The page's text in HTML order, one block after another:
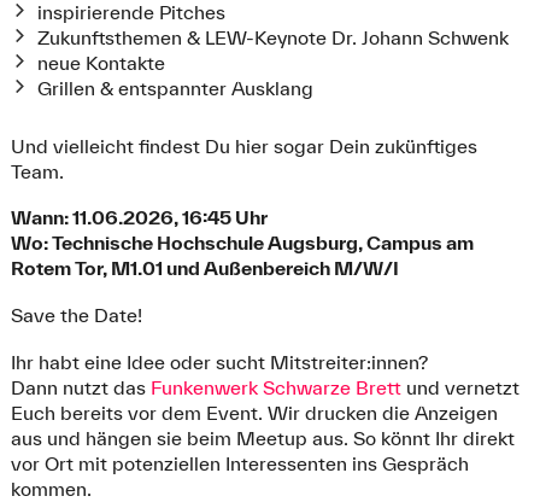
inspirierende Pitches
Zukunftsthemen & LEW-Keynote Dr. Johann Schwenk
neue Kontakte
Grillen & entspannter Ausklang
Und vielleicht findest Du hier sogar Dein zukünftiges
Team.
Wann: 11.06.2026, 16:45 Uhr
Wo: Technische Hochschule Augsburg, Campus am
Rotem Tor, M1.01 und Außenbereich M/W/I
Save the Date!
Ihr habt eine Idee oder sucht Mitstreiter:innen?
Dann nutzt das Funkenwerk Schwarze Brettund vernetzt
Euch bereits vor dem Event. Wir drucken die Anzeigen
aus und hängen sie beim Meetup aus. So könnt Ihr direkt
vor Ort mit potenziellen Interessenten ins Gespräch
kommen.